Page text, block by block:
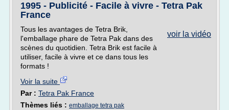
1995 - Publicité - Facile à vivre - Tetra Pak
France
voir la vidéo
Tous les avantages de Tetra Brik,
l'emballage phare de Tetra Pak dans des
scènes du quotidien. Tetra Brik est facile à
utiliser, facile à vivre et ce dans tous les
formats !
Voir la suite
Par : Tetra Pak France
Thèmes liés : emballage tetra pak